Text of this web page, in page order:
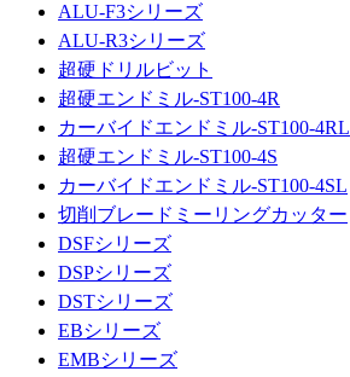
ALU-F3シリーズ
ALU-R3シリーズ
超硬ドリルビット
超硬エンドミル-ST100-4R
カーバイドエンドミル-ST100-4RL
超硬エンドミル-ST100-4S
カーバイドエンドミル-ST100-4SL
切削ブレードミーリングカッター
DSFシリーズ
DSPシリーズ
DSTシリーズ
EBシリーズ
EMBシリーズ